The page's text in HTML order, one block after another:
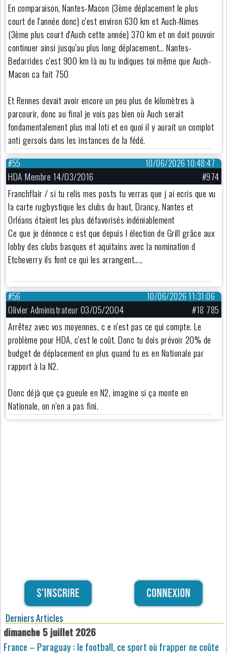
En comparaison, Nantes-Macon (3ème déplacement le plus
court de l'année donc) c'est environ 630 km et Auch-Nimes
(3ème plus court d'Auch cette année) 370 km et on doit pouvoir
continuer ainsi jusqu'au plus long déplacement… Nantes-
Bedarrides c'est 900 km là ou tu indiques toi même que Auch-
Macon ca fait 750
Et Rennes devait avoir encore un peu plus de kilomètres à
parcourir, donc au final je vois pas bien où Auch serait
fondamentalement plus mal loti et en quoi il y aurait un complot
anti gersois dans les instances de la fédé.
10/06/2026 10:48:47
#55
HDA Membre 14/03/2016
#974
Franchflair / si tu relis mes posts tu verras que j ai ecris que vu
la carte rugbystique les clubs du haut, Drancy, Nantes et
Orléans étaient les plus défavorisés indéniablement
Ce que je dénonce c est que depuis l élection de Grill grâce aux
lobby des clubs basques et aquitains avec la nomination d
Etcheverry ils font ce qui les arrangent…..
10/06/2026 11:31:06
#56
Olivier Administrateur 03/05/2004
#18 785
Arrêtez avec vos moyennes, c e n'est pas ce qui compte. Le
problème pour HDA, c'est le coût. Donc tu dois prévoir 20% de
budget de déplacement en plus quand tu es en Nationale par
rapport à la N2.
Donc déjà que ça gueule en N2, imagine si ça monte en
Nationale, on n'en a pas fini.
S'inscrire Connexion
Derniers Articles
dimanche 5 juillet 2026
France – Paraguay : le football, ce sport où frapper ne coûte